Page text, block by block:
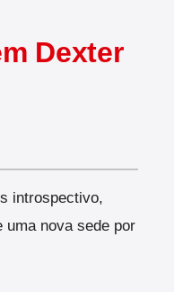
Dexter
introspectivo,
uma nova sede por